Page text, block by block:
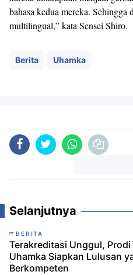
bahasa kedua mereka. Sehingga
multilingual,” kata Sensei Shiro.
Berita Uhamka
Selanjutnya
BERITA
Terakreditasi Unggul, Prodi
Uhamka Siapkan Lulusan
Berkompeten